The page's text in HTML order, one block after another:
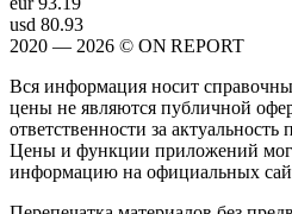
usd 80.93
2020 — 2026 © ON REPORT
Вся информация носит
цены не являются публичной
ответственности за
Цены и функции приложений
информацию на официальных